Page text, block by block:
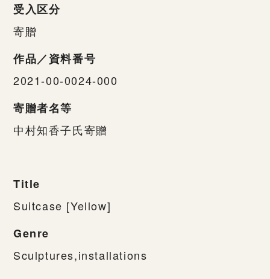
受入区分
寄贈
作品／資料番号
2021-00-0024-000
寄贈者名等
中村知香子氏寄贈
Title
Suitcase [Yellow]
Genre
Sculptures,installations